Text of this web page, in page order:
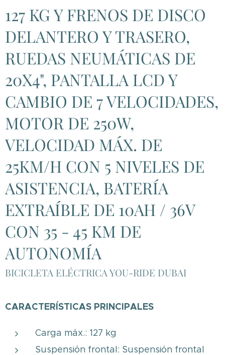
127 KG Y FRENOS DE DISCO
DELANTERO Y TRASERO,
RUEDAS NEUMÁTICAS DE
20X4", PANTALLA LCD Y
CAMBIO DE 7 VELOCIDADES,
MOTOR DE 250W,
VELOCIDAD MÁX. DE
25KM/H CON 5 NIVELES DE
ASISTENCIA, BATERÍA
EXTRAÍBLE DE 10AH / 36V
CON 35 - 45 KM DE
AUTONOMÍA
BICICLETA ELÉCTRICA YOU-RIDE DUBAI
CARACTERÍSTICAS PRINCIPALES
Carga máx.: 127 kg
Suspensión frontal: Suspensión frontal